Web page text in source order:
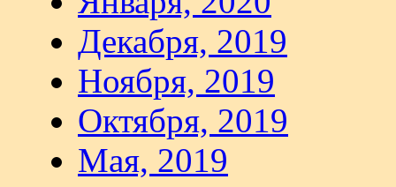
Декабря, 2019
Ноября, 2019
Октября, 2019
Мая, 2019